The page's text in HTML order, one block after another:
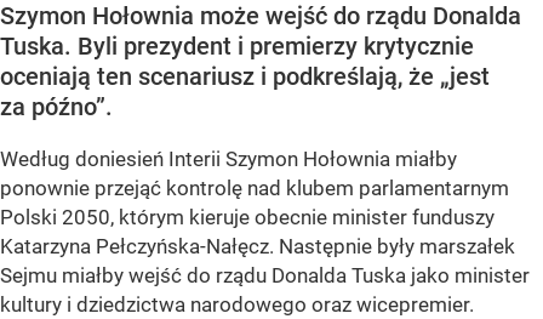
Szymon Hołownia może wejść do rządu Donalda
Tuska. Byli prezydent i premierzy krytycznie
oceniają ten scenariusz i podkreślają, że „jest
za późno”.
Według doniesień Interii Szymon Hołownia miałby
ponownie przejąć kontrolę nad klubem parlamentarnym
Polski 2050, którym kieruje obecnie minister funduszy
Katarzyna Pełczyńska-Nałęcz. Następnie były marszałek
Sejmu miałby wejść do rządu Donalda Tuska jako minister
kultury i dziedzictwa narodowego oraz wicepremier.